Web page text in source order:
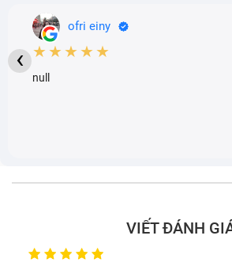
ofri einy
★★★★★
null
‹
VIẾT ĐÁNH